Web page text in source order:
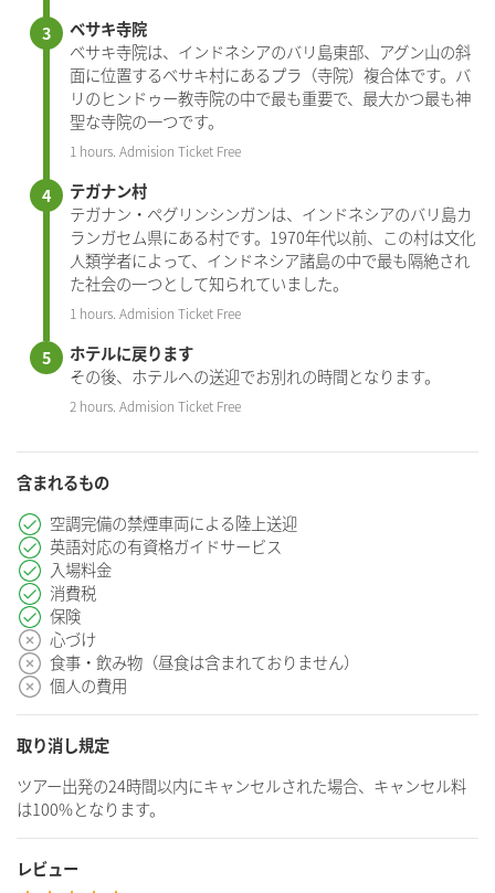
ベサキ寺院
ベサキ寺院は、インドネシアのバリ島東部、アグン山の斜
面に位置するベサキ村にあるプラ（寺院）複合体です。バ
リのヒンドゥー教寺院の中で最も重要で、最大かつ最も神
聖な寺院の一つです。
1 hours. Admision Ticket Free
テガナン村
テガナン・ペグリンシンガンは、インドネシアのバリ島カ
ランガセム県にある村です。1970年代以前、この村は文化
人類学者によって、インドネシア諸島の中で最も隔絶され
た社会の一つとして知られていました。
1 hours. Admision Ticket Free
ホテルに戻ります
その後、ホテルへの送迎でお別れの時間となります。
2 hours. Admision Ticket Free
含まれるもの
空調完備の禁煙車両による陸上送迎
英語対応の有資格ガイドサービス
入場料金
消費税
保険
心づけ
食事・飲み物（昼食は含まれておりません）
個人の費用
取り消し規定
ツアー出発の24時間以内にキャンセルされた場合、キャンセル料
は100%となります。
レビュー